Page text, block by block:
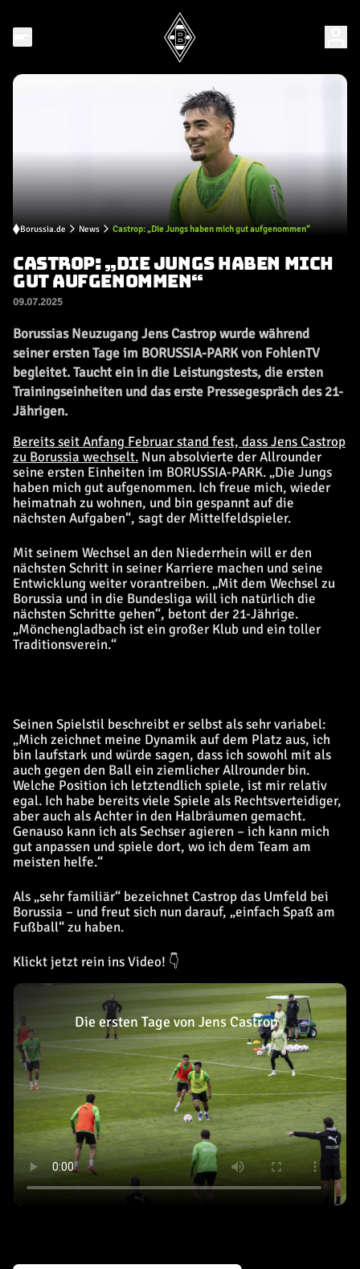
Borussia.de News Castrop: „Die Jungs haben mich gut aufgenommen“
CASTROP: „DIE JUNGS HABEN MICH
GUT AUFGENOMMEN“
09.07.2025
Borussias Neuzugang Jens Castrop wurde während
seiner ersten Tage im BORUSSIA-PARK von FohlenTV
begleitet. Taucht ein in die Leistungstests, die ersten
Trainingseinheiten und das erste Pressegespräch des 21-
Jährigen.
Bereits seit Anfang Februar stand fest, dass Jens Castrop
zu Borussia wechselt. Nun absolvierte der Allrounder
seine ersten Einheiten im BORUSSIA-PARK. „Die Jungs
haben mich gut aufgenommen. Ich freue mich, wieder
heimatnah zu wohnen, und bin gespannt auf die
nächsten Aufgaben“, sagt der Mittelfeldspieler.
Mit seinem Wechsel an den Niederrhein will er den
nächsten Schritt in seiner Karriere machen und seine
Entwicklung weiter vorantreiben. „Mit dem Wechsel zu
Borussia und in die Bundesliga will ich natürlich die
nächsten Schritte gehen“, betont der 21-Jährige.
„Mönchengladbach ist ein großer Klub und ein toller
Traditionsverein.“
Seinen Spielstil beschreibt er selbst als sehr variabel:
„Mich zeichnet meine Dynamik auf dem Platz aus, ich
bin laufstark und würde sagen, dass ich sowohl mit als
auch gegen den Ball ein ziemlicher Allrounder bin.
Welche Position ich letztendlich spiele, ist mir relativ
egal. Ich habe bereits viele Spiele als Rechtsverteidiger,
aber auch als Achter in den Halbräumen gemacht.
Genauso kann ich als Sechser agieren – ich kann mich
gut anpassen und spiele dort, wo ich dem Team am
meisten helfe.“
Als „sehr familiär“ bezeichnet Castrop das Umfeld bei
Borussia – und freut sich nun darauf, „einfach Spaß am
Fußball“ zu haben.
Klickt jetzt rein ins Video! 👇
Die ersten Tage von Jens Castrop